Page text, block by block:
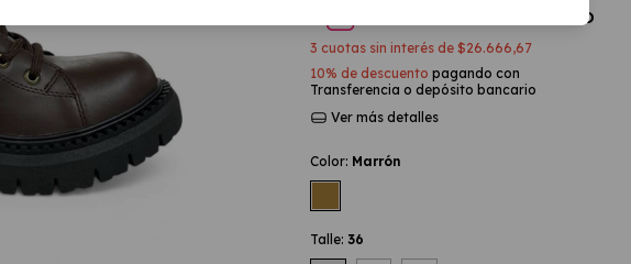
DÉBITO
3 cuotas sin interés de $26.666,67
10% de descuento pagando con
Transferencia o depósito bancario
Ver más detalles
Color: Marrón
Talle: 36